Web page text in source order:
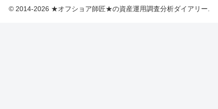
© 2014-2026 ★オフショア師匠★の資産運用調査分析ダイアリー.